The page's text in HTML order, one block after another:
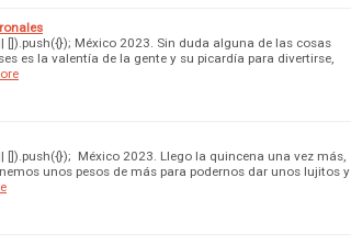
[]).push({}); México 2023. Sin duda alguna de las cosas
es la valentía de la gente y su picardía para divertirse,
[]).push({}); México 2023. Llego la quincena una vez más,
unos pesos de más para podernos dar unos lujitos y